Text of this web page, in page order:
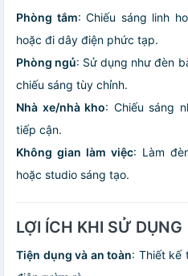
Phòng tắm: Chiếu sáng linh
hoặc đi dây điện phức tạp.
Phòng ngủ: Sử dụng như đèn
chiếu sáng tùy chỉnh.
Nhà xe/nhà kho: Chiếu sáng
tiếp cận.
Không gian làm việc: Làm
hoặc studio sáng tạo.
LỢI ÍCH KHI SỬ DỤNG
Tiện dụng và an toàn: Thiết kế